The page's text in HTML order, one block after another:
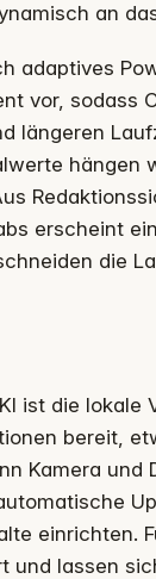
an
adaptives
vor, sodass
längeren
hängen
erscheint
die
ist die lokale
bereit,
Kamera
einrichten.
und lassen